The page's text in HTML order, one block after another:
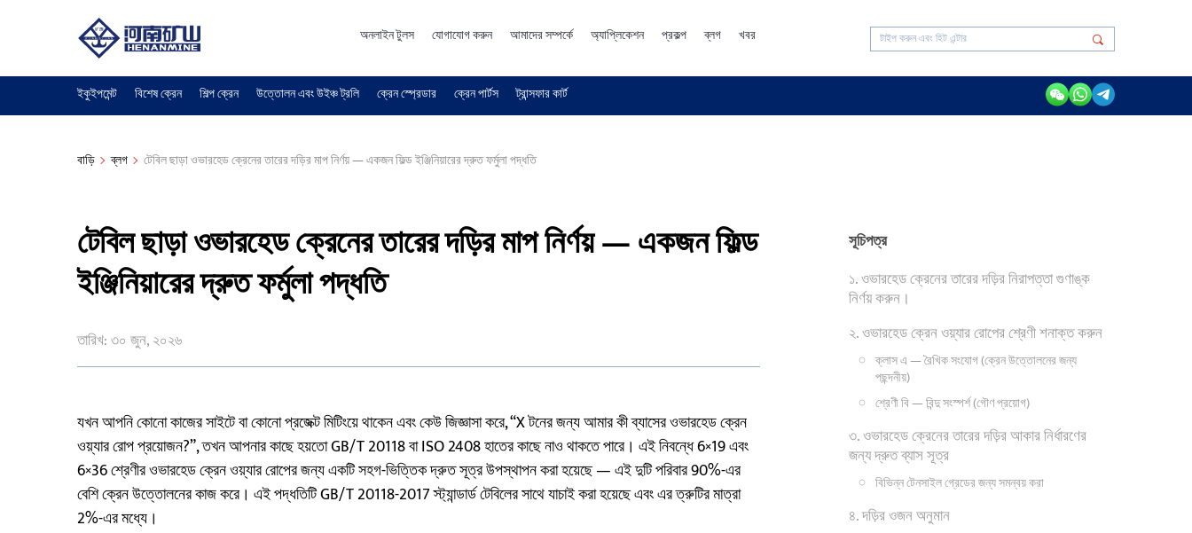
অনলাইন টুলস যোগাযোগ করুন আমাদের সম্পর্কে অ্যাপ্লিকেশন প্রকল্প ব্লগ খবর
ইকুইপমেন্ট বিশেষ ক্রেন শিল্প ক্রেন উত্তোলন এবং উইঞ্চ ট্রলি ক্রেন স্প্রেডার ক্রেন পার্টস ট্রান্সফার কার্ট
বাড়ি ব্লগ টেবিল ছাড়া ওভারহেড ক্রেনের তারের দড়ির মাপ নির্ণয় — একজন ফিল্ড ইঞ্জিনিয়ারের দ্রুত ফর্মুলা পদ্ধতি
টেবিল ছাড়া ওভারহেড ক্রেনের তারের দড়ির মাপ নির্ণয় — একজন ফিল্ড
ইঞ্জিনিয়ারের দ্রুত ফর্মুলা পদ্ধতি
তারিখ: ৩০ জুন, ২০২৬
সূচিপত্র
১. ওভারহেড ক্রেনের তারের দড়ির নিরাপত্তা গুণাঙ্ক
নির্ণয় করুন।
২. ওভারহেড ক্রেন ওয়্যার রোপের শ্রেণী শনাক্ত করুন
ক্লাস এ — রৈখিক সংযোগ (ক্রেন উত্তোলনের জন্য
পছন্দনীয়)
শ্রেণী বি — বিন্দু সংস্পর্শ (গৌণ প্রয়োগ)
৩. ওভারহেড ক্রেনের তারের দড়ির আকার নির্ধারণের
জন্য দ্রুত ব্যাস সূত্র
বিভিন্ন টেনসাইল গ্রেডের জন্য সমন্বয় করা
৪. দড়ির ওজন অনুমান
যখন আপনি কোনো কাজের সাইটে বা কোনো প্রজেক্ট মিটিংয়ে থাকেন এবং কেউ জিজ্ঞাসা করে, “X টনের জন্য আমার কী ব্যাসের ওভারহেড ক্রেন
ওয়্যার রোপ প্রয়োজন?”, তখন আপনার কাছে হয়তো GB/T 20118 বা ISO 2408 হাতের কাছে নাও থাকতে পারে। এই নিবন্ধে 6×19 এবং
6×36 শ্রেণীর ওভারহেড ক্রেন ওয়্যার রোপের জন্য একটি সহগ-ভিত্তিক দ্রুত সূত্র উপস্থাপন করা হয়েছে — এই দুটি পরিবার 90%-এর
বেশি ক্রেন উত্তোলনের কাজ করে। এই পদ্ধতিটি GB/T 20118-2017 স্ট্যান্ডার্ড টেবিলের সাথে যাচাই করা হয়েছে এবং এর ত্রুটির মাত্রা
2%-এর মধ্যে।